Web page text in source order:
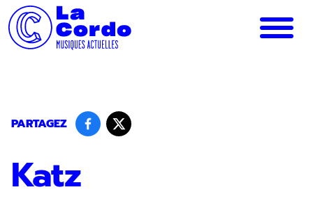
Panneau de gestion des cookies
PARTAGEZ
Katz